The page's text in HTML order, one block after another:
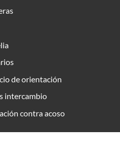
de orientación
intercambio
contra acoso